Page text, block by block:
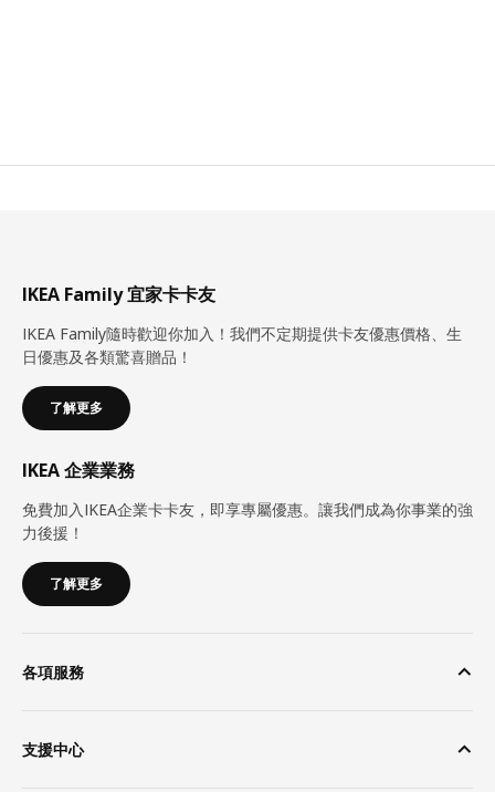
IKEA Family 宜家卡卡友
IKEA Family隨時歡迎你加入！我們不定期提供卡友優惠價格、生
日優惠及各類驚喜贈品！
了解更多
IKEA 企業業務
免費加入IKEA企業卡卡友，即享專屬優惠。讓我們成為你事業的強
力後援！
了解更多
各項服務
支援中心